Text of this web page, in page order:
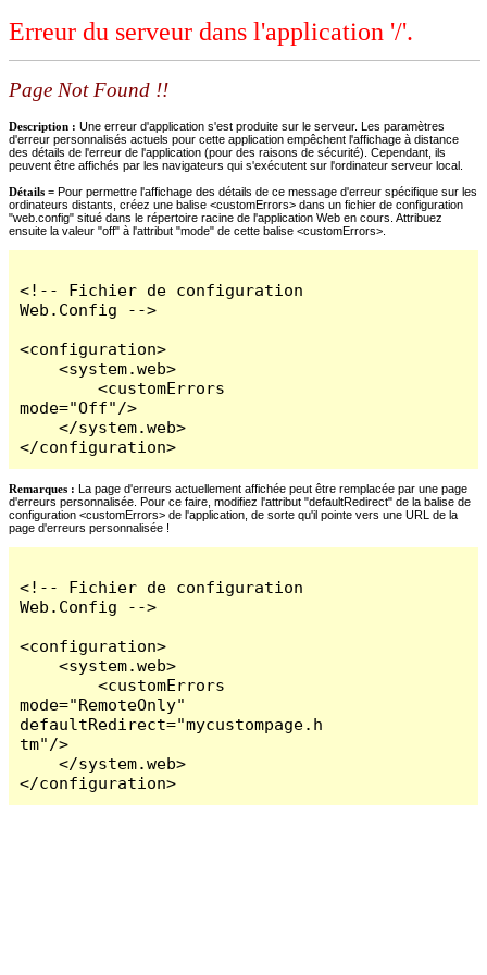
Erreur du serveur dans l'application '/'.
Page Not Found !!
Description : Une erreur d'application s'est produite sur le serveur. Les paramètres
d'erreur personnalisés actuels pour cette application empêchent l'affichage à distance
des détails de l'erreur de l'application (pour des raisons de sécurité). Cependant, ils
peuvent être affichés par les navigateurs qui s'exécutent sur l'ordinateur serveur local.
Détails = Pour permettre l'affichage des détails de ce message d'erreur spécifique sur les
ordinateurs distants, créez une balise <customErrors> dans un fichier de configuration
"web.config" situé dans le répertoire racine de l'application Web en cours. Attribuez
ensuite la valeur "off" à l'attribut "mode" de cette balise <customErrors>.
<!-- Fichier de configuration
Web.Config -->
<configuration>
    <system.web>
        <customErrors
mode="Off"/>
    </system.web>
</configuration>
Remarques : La page d'erreurs actuellement affichée peut être remplacée par une page
d'erreurs personnalisée. Pour ce faire, modifiez l'attribut "defaultRedirect" de la balise de
configuration <customErrors> de l'application, de sorte qu'il pointe vers une URL de la
page d'erreurs personnalisée !
<!-- Fichier de configuration
Web.Config -->
<configuration>
    <system.web>
        <customErrors
mode="RemoteOnly"
defaultRedirect="mycustompage.h
tm"/>
    </system.web>
</configuration>